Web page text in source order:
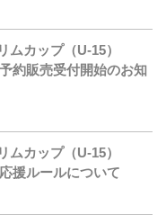
ムカップ（U-15）
約販売受付開始のお知
ムカップ（U-15）
援ルールについて